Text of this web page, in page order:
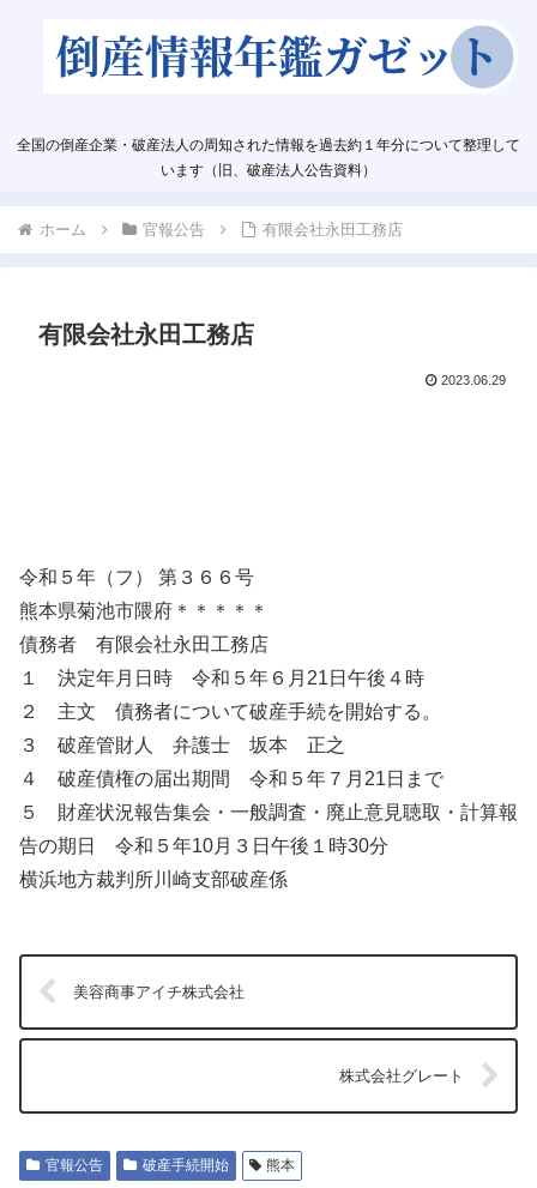
全国の倒産企業・破産法人の周知された情報を過去約１年分について整理して
います（旧、破産法人公告資料）
ホーム 官報公告 有限会社永田工務店
有限会社永田工務店
2023.06.29
令和５年（フ） 第３６６号
熊本県菊池市隈府＊＊＊＊＊
債務者 有限会社永田工務店
１ 決定年月日時 令和５年６月21日午後４時
２ 主文 債務者について破産手続を開始する。
３ 破産管財人 弁護士 坂本 正之
４ 破産債権の届出期間 令和５年７月21日まで
５ 財産状況報告集会・一般調査・廃止意見聴取・計算報
告の期日 令和５年10月３日午後１時30分
横浜地方裁判所川崎支部破産係
美容商事アイチ株式会社
株式会社グレート
官報公告 破産手続開始 熊本